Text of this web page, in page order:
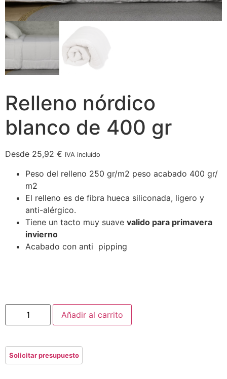
Relleno nórdico
blanco de 400 gr
Desde 25,92 € IVA incluído
Peso del relleno 250 gr/m2 peso acabado 400 gr/
m2
El relleno es de fibra hueca siliconada, ligero y
anti-alérgico.
Tiene un tacto muy suave valido para primavera
invierno
Acabado con anti pipping
Añadir al carrito